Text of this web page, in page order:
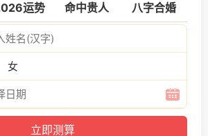
运势 命中贵人 八字合婚
女